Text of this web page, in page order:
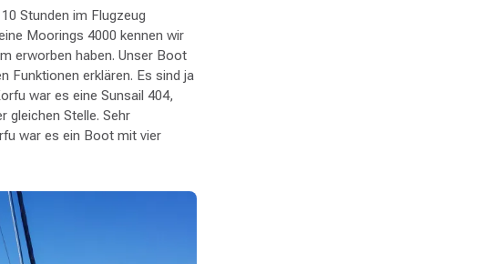
Stunden im Flugzeug
Moorings 4000 kennen wir
erworben haben. Unser Boot
Funktionen erklären. Es sind ja
war es eine Sunsail 404,
gleichen Stelle. Sehr
war es ein Boot mit vier